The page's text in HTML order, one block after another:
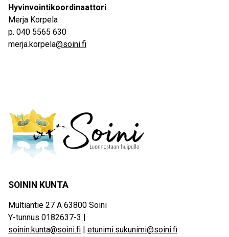
Hyvinvointikoordinaattori
Merja Korpela
p. 040 5565 630
merja.korpela@soini.fi
SOININ KUNTA
Multiantie 27 A 63800 Soini
Y-tunnus 0182637-3 |
soinin.kunta@soini.fi | etunimi.sukunimi@soini.fi